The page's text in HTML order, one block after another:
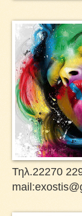
Τηλ.22270